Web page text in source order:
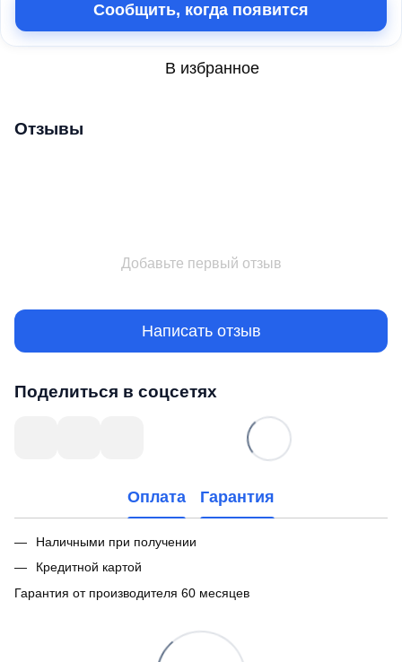
Сообщить, когда появится
В избранное
Отзывы
Добавьте первый отзыв
Написать отзыв
Поделиться в соцсетях
Оплата Гарантия
Наличными при получении
Кредитной картой
Гарантия от производителя 60 месяцев